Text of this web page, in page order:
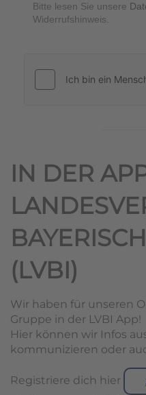
Bitte lesen Sie unsere
Widerrufshinweis.
IN DER
(LVBI)
Wir haben für unseren
Gruppe in der LVBI App!
Hier können wir Infos
kommunizieren oder
Registriere dich hier